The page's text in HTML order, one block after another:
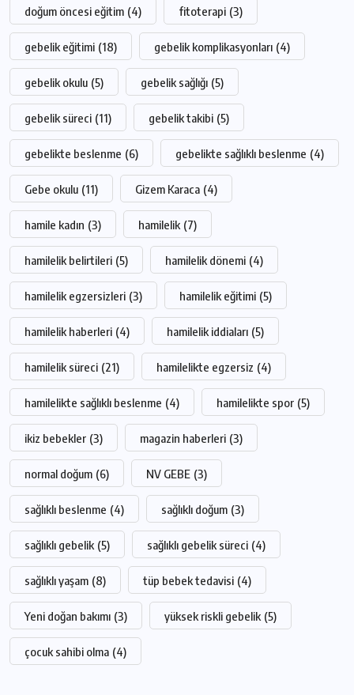
doğum öncesi eğitim (4) fitoterapi (3)
gebelik eğitimi (18) gebelik komplikasyonları (4)
gebelik okulu (5) gebelik sağlığı (5)
gebelik süreci (11) gebelik takibi (5)
gebelikte beslenme (6) gebelikte sağlıklı beslenme (4)
Gebe okulu (11) Gizem Karaca (4)
hamile kadın (3) hamilelik (7)
hamilelik belirtileri (5) hamilelik dönemi (4)
hamilelik egzersizleri (3) hamilelik eğitimi (5)
hamilelik haberleri (4) hamilelik iddiaları (5)
hamilelik süreci (21) hamilelikte egzersiz (4)
hamilelikte sağlıklı beslenme (4) hamilelikte spor (5)
ikiz bebekler (3) magazin haberleri (3)
normal doğum (6) NV GEBE (3)
sağlıklı beslenme (4) sağlıklı doğum (3)
sağlıklı gebelik (5) sağlıklı gebelik süreci (4)
sağlıklı yaşam (8) tüp bebek tedavisi (4)
Yeni doğan bakımı (3) yüksek riskli gebelik (5)
çocuk sahibi olma (4)